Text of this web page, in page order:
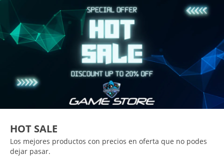
HOT SALE
Los mejores productos con precios en oferta que no podes
dejar pasar.